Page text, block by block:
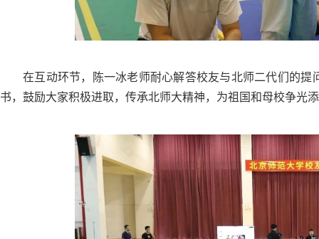
在互动环节，陈一冰老师耐心解答校友与北师二代们的
书，鼓励大家积极进取，传承北师大精神，为祖国和母校争光